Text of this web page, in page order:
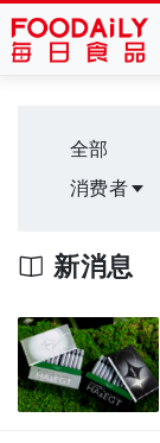
全部
消费者
新消息